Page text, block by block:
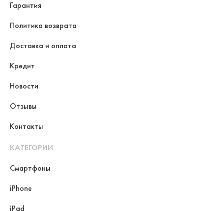
Гарантия
Политика возврата
Доставка и оплата
Кредит
Новости
Отзывы
Контакты
КАТЕГОРИИ
Смартфоны
iPhone
iPad